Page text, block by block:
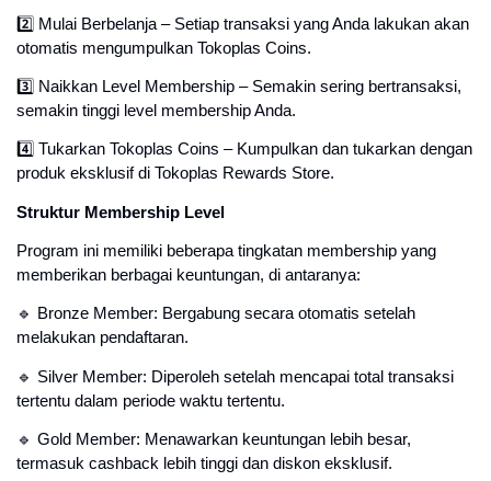
2️⃣ Mulai Berbelanja – Setiap transaksi yang Anda lakukan akan
otomatis mengumpulkan Tokoplas Coins.
3️⃣ Naikkan Level Membership – Semakin sering bertransaksi,
semakin tinggi level membership Anda.
4️⃣ Tukarkan Tokoplas Coins – Kumpulkan dan tukarkan dengan
produk eksklusif di Tokoplas Rewards Store.
Struktur Membership Level
Program ini memiliki beberapa tingkatan membership yang
memberikan berbagai keuntungan, di antaranya:
🔹 Bronze Member: Bergabung secara otomatis setelah
melakukan pendaftaran.
🔹 Silver Member: Diperoleh setelah mencapai total transaksi
tertentu dalam periode waktu tertentu.
🔹 Gold Member: Menawarkan keuntungan lebih besar,
termasuk cashback lebih tinggi dan diskon eksklusif.